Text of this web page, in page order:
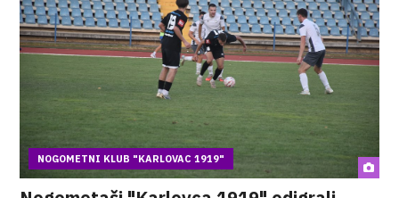
NOGOMETNI KLUB "KARLOVAC 1919"